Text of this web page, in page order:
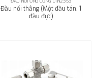
Đầu nối thẳng (Một đầu tán, 1
đầu đực)